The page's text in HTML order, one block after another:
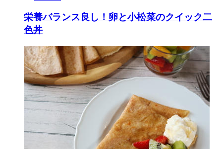
栄養バランス良し！卵と小松菜のクイック二
色丼